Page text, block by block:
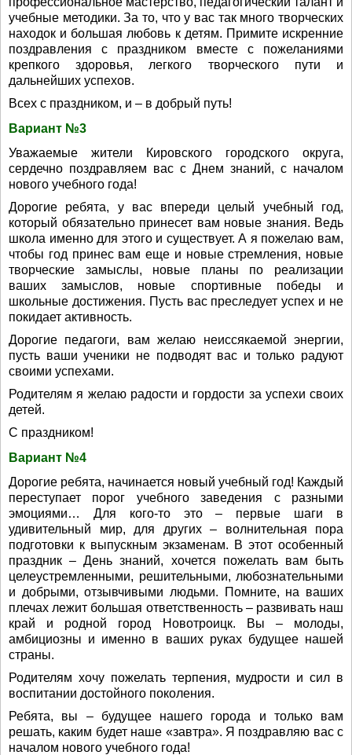
учебные методики. За то, что у вас так много творческих
находок и большая любовь к детям. Примите искренние
поздравления с праздником вместе с пожеланиями
крепкого здоровья, легкого творческого пути и
дальнейших успехов.
Всех с праздником, и – в добрый путь!
Вариант №3
Уважаемые жители Кировского городского округа,
сердечно поздравляем вас с Днем знаний, с началом
нового учебного года!
Дорогие ребята, у вас впереди целый учебный год,
который обязательно принесет вам новые знания. Ведь
школа именно для этого и существует. А я пожелаю вам,
чтобы год принес вам еще и новые стремления, новые
творческие замыслы, новые планы по реализации
ваших замыслов, новые спортивные победы и
школьные достижения. Пусть вас преследует успех и не
покидает активность.
Дорогие педагоги, вам желаю неиссякаемой энергии,
пусть ваши ученики не подводят вас и только радуют
своими успехами.
Родителям я желаю радости и гордости за успехи своих
детей.
С праздником!
Вариант №4
Дорогие ребята, начинается новый учебный год! Каждый
переступает порог учебного заведения с разными
эмоциями… Для кого-то это – первые шаги в
удивительный мир, для других – волнительная пора
подготовки к выпускным экзаменам. В этот особенный
праздник – День знаний, хочется пожелать вам быть
целеустремленными, решительными, любознательными
и добрыми, отзывчивыми людьми. Помните, на ваших
плечах лежит большая ответственность – развивать наш
край и родной город Новотроицк. Вы – молоды,
амбициозны и именно в ваших руках будущее нашей
страны.
Родителям хочу пожелать терпения, мудрости и сил в
воспитании достойного поколения.
Ребята, вы – будущее нашего города и только вам
решать, каким будет наше «завтра». Я поздравляю вас с
началом нового учебного года!